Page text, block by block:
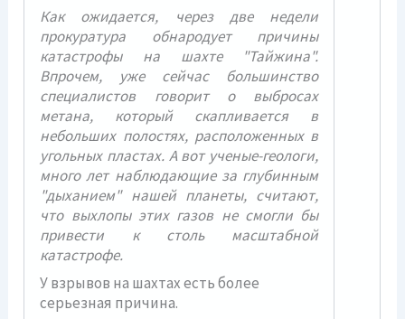
Как ожидается, через две недели
прокуратура обнародует причины
катастрофы на шахте "Тайжина".
Впрочем, уже сейчас большинство
специалистов говорит о выбросах
метана, который скапливается в
небольших полостях, расположенных в
угольных пластах. А вот ученые-геологи,
много лет наблюдающие за глубинным
"дыханием" нашей планеты, считают,
что выхлопы этих газов не смогли бы
привести к столь масштабной
катастрофе.
У взрывов на шахтах есть более
серьезная причина.